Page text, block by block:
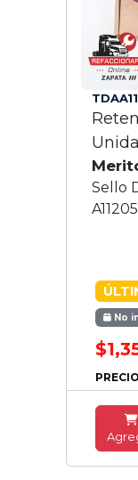
Sello
No